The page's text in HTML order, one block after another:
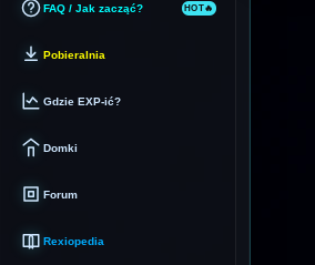
FAQ / Jak zacząć?
Pobieralnia
Gdzie EXP-ić?
Domki
Forum
Rexiopedia